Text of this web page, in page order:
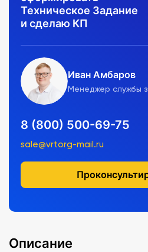
Техническое Задание
и сделаю КП
Иван Амбаров
Менеджер службы
8 (800) 500-69-75
sale@vrtorg-mail.ru
Описание